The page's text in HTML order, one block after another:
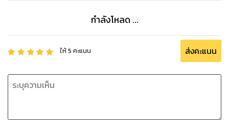
ในเล่มนี้ ได้มีตัวละครใหม่ๆ ปรากฏตัว พร้อมด้วยปริศนามากมายที่
รอการเปิดเผย ทั้งจากโลกเก๋อหลัว จากดินแดนอื่น และจากมิติอื่น
ที่จะมาสร้างสีสันและความป่วนให้กับนิยายเรื่องนี้
ส่วนสถานีต่อไปในการถ่ายทำภาพยนตร์ (แอบกระซิบว่าเป็นฉาก
จบ) คือสถานที่ที่ทรงอำนาจ งดงาม และมีมนตร์ขลัง อย่าง “หุบเขา
โอสถ” แต่เพราะสโลแกนของหุบเขาโอสถอย่าง “สิ่งใดที่สามารถ
กำลังโหลด ...
ให้5 คะแนน ส่งคะแนน